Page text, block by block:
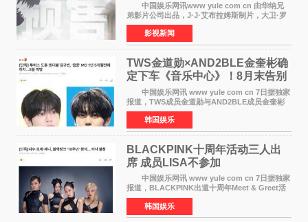
中国娱乐网讯www yule com cn 由华纳兄
弟影片公司出品，J·J·艾布拉姆斯制片，大卫·罗
伯特·米切尔执导，好莱坞巨星安妮·海瑟薇和伊万
·麦克格雷格领衔主演的2026暑期惊悚冒险大片
《逃出绝
影视新闻
TWS金道勋×AND2BLE金奎彬确
定下车《音乐中心》！8月末告别
MC席位
中国娱乐网讯 www yule com cn 7日据独家
报道，TWS成员金道勋与AND2BLE成员金奎彬
将于8月离开《音乐中心》MC的位置。 金道
勋与金奎彬于去年3月与H2H A-NA一起被选为
《音乐中心》MC，约1
韩国娱乐
BLACKPINK十周年活动三人出
席 成员LISA不参加
中国娱乐网讯 www yule com cn 7日据独家
报道，BLACKPINK出道十周年Meet & Greet活
动将由智秀、ROS&Eacute;、JENNIE出席，
LISA将缺席。 此前BLACKPINK所属社YG并
未为组合出道十周年做
韩国娱乐